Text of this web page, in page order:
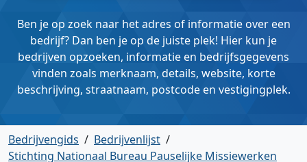
Ben je op zoek naar het adres of informatie over een
bedrijf? Dan ben je op de juiste plek! Hier kun je
bedrijven opzoeken, informatie en bedrijfsgegevens
vinden zoals merknaam, details, website, korte
beschrijving, straatnaam, postcode en vestigingplek.
Bedrijvengids / Bedrijvenlijst /
Stichting Nationaal Bureau Pauselijke Missiewerken